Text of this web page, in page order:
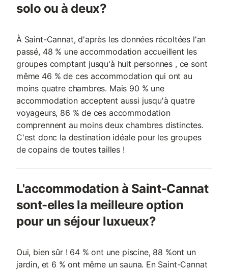
solo ou à deux?
À Saint-Cannat, d'après les données récoltées l'an
passé, 48 % une accommodation accueillent les
groupes comptant jusqu'à huit personnes , ce sont
même 46 % de ces accommodation qui ont au
moins quatre chambres. Mais 90 % une
accommodation acceptent aussi jusqu'à quatre
voyageurs, 86 % de ces accommodation
comprennent au moins deux chambres distinctes.
C'est donc la destination idéale pour les groupes
de copains de toutes tailles !
L'accommodation à Saint-Cannat
sont-elles la meilleure option
pour un séjour luxueux?
Oui, bien sûr ! 64 % ont une piscine, 88 %ont un
jardin, et 6 % ont même un sauna. En Saint-Cannat